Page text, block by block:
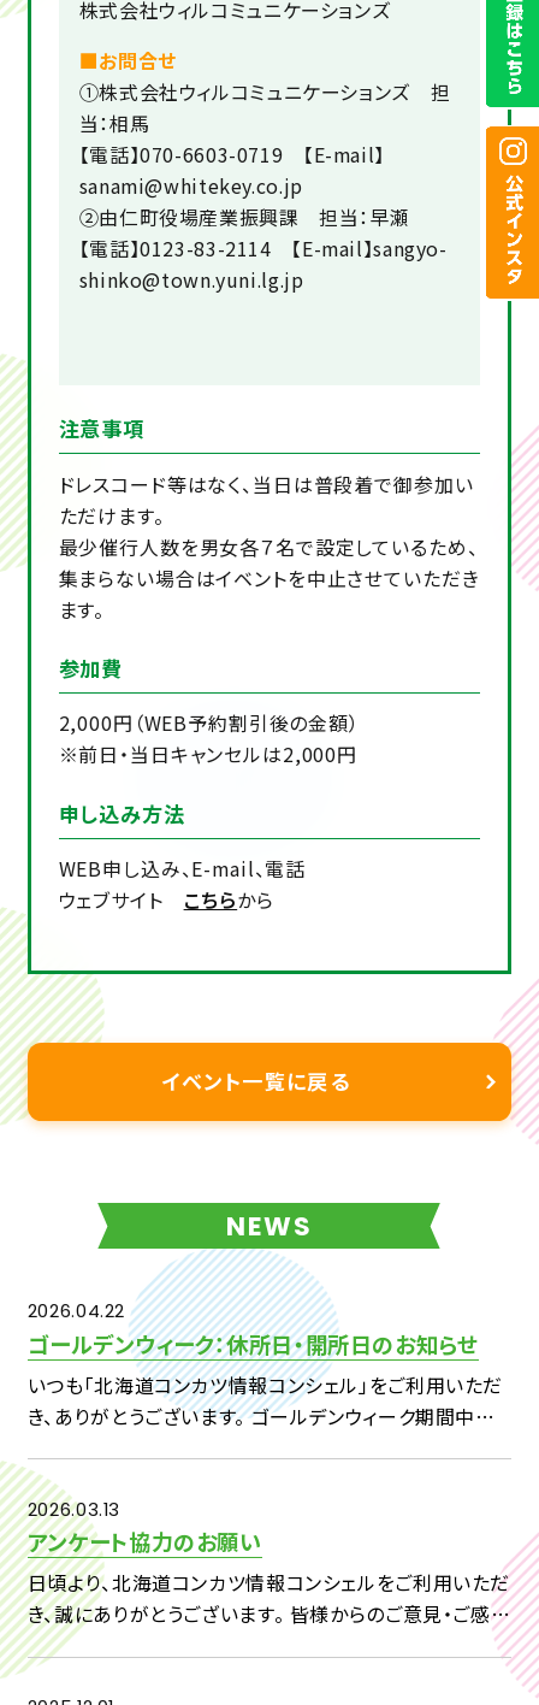
株式会社ウィルコミュニケーションズ
■お問合せ
①株式会社ウィルコミュニケーションズ 担
当：相馬
【電話】070-6603-0719 【E-mail】
sanami@whitekey.co.jp
②由仁町役場産業振興課 担当：早瀬
【電話】0123-83-2114 【E-mail】sangyo-
shinko@town.yuni.lg.jp
注意事項
ドレスコード等はなく、当日は普段着で御参加い
ただけます。
最少催行人数を男女各７名で設定しているため、
集まらない場合はイベントを中止させていただき
ます。
参加費
2,000円（WEB予約割引後の金額）
※前日・当日キャンセルは2,000円
申し込み方法
WEB申し込み、E-mail、電話
ウェブサイト こちらから
イベント一覧に戻る
NEWS
2026.04.22
ゴールデンウィーク：休所日・開所日のお知らせ
いつも「北海道コンカツ情報コンシェル」をご利用いただ
き、ありがとうございます。 ゴールデンウィーク期間中の
たします。 【対象期間】4月29日（水）～5月7日（木） ・4
[…]
2026.03.13
アンケート協力のお願い
日頃より、北海道コンカツ情報コンシェルをご利用いただ
き、誠にありがとうございます。 皆様からのご意見・ご感想
を、今後の事業へいかしてまいりたいと考えておりますの
で、 下記アンケートへのご回答をよろしくお願い申し上げ